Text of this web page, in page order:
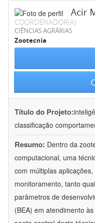
Acir
COORDENADOR(A)
CIÊNCIAS AGRÁRIAS
Zootecnia
Título do Projeto:
classificação
Resumo: Dentro da
computacional, uma
com múltiplas
monitoramento, tanto
parâmetros de
(BEA) em atendimento